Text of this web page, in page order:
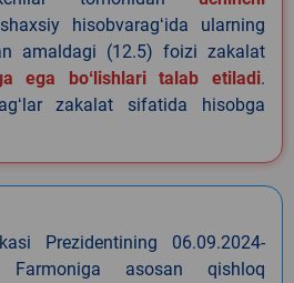
hisobvaragʻida ularning
amaldagi (12.5) foizi zakalat
ega boʻlishlari talab etiladi.
zakalat sifatida hisobga
Prezidentining 06.09.2024-
Farmoniga asosan qishloq